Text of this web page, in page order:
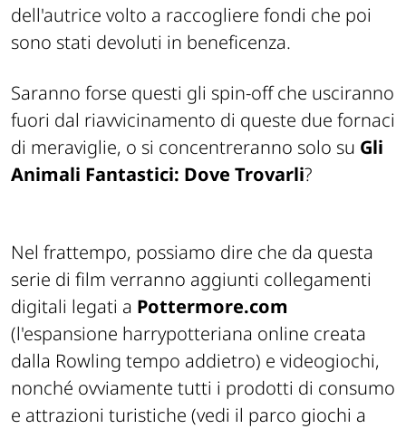
dell'autrice volto a raccogliere fondi che poi
sono stati devoluti in beneficenza.
Saranno forse questi gli spin-offche usciranno
fuori dal riavvicinamento di queste due fornaci
di meraviglie, o si concentreranno solo su Gli
Animali Fantastici: Dove Trovarli?
Nel frattempo, possiamo dire che da questa
serie di film verranno aggiunti collegamenti
digitali legati a Pottermore.com
(l'espansione harrypotteriana online creata
dalla Rowling tempo addietro) e videogiochi,
nonché ovviamente tutti i prodotti di consumo
e attrazioni turistiche (vedi il parco giochi a